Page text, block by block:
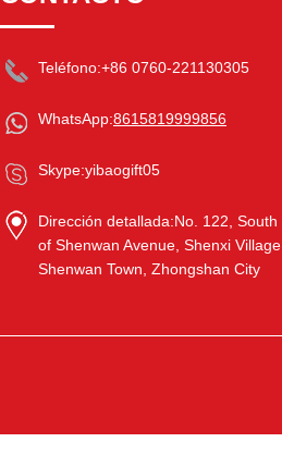
Teléfono:+86 0760-221130305
WhatsApp:8615819999856
Skype:yibaogift05
Dirección detallada:No. 122, South
of Shenwan Avenue, Shenxi Village,
Shenwan Town, Zhongshan City